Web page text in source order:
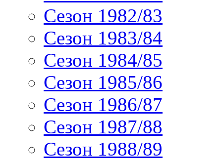
Сезон 1982/83
Сезон 1983/84
Сезон 1984/85
Сезон 1985/86
Сезон 1986/87
Сезон 1987/88
Сезон 1988/89